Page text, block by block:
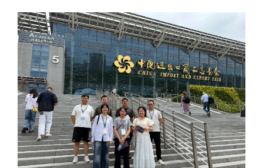
dizains visi ietekmē to, cik praktiska un komfortabla
gaismas lampa ir tumsā. Gaismas lampa, kas paredzēta
gulēšanas laikam, nebūs...